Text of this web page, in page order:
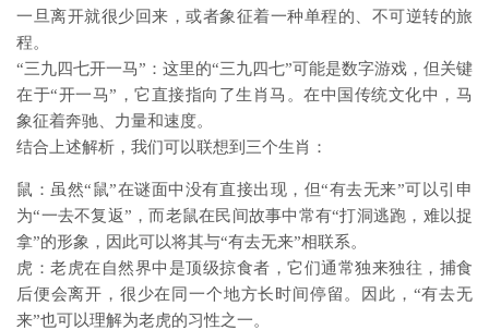
一旦离开就很少回来，或者象征着一种单程的、不可逆转的旅
程。
“三九四七开一马”：这里的“三九四七”可能是数字游戏，但关键
在于“开一马”，它直接指向了生肖马。在中国传统文化中，马
象征着奔驰、力量和速度。
结合上述解析，我们可以联想到三个生肖：
鼠：虽然“鼠”在谜面中没有直接出现，但“有去无来”可以引申
为“一去不复返”，而老鼠在民间故事中常有“打洞逃跑，难以捉
拿”的形象，因此可以将其与“有去无来”相联系。
虎：老虎在自然界中是顶级掠食者，它们通常独来独往，捕食
后便会离开，很少在同一个地方长时间停留。因此，“有去无
来”也可以理解为老虎的习性之一。